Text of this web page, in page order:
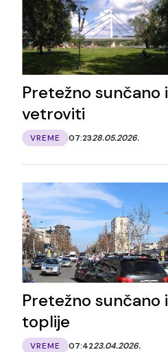
Pretežno sunčano i
vetroviti
VREME 07:2328.05.2026.
Pretežno sunčano i
toplije
VREME 07:4223.04.2026.